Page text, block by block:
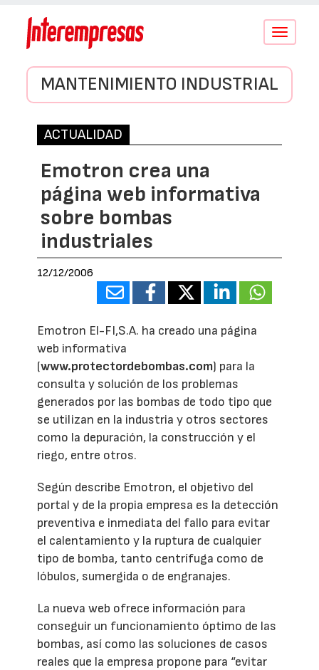
Conmutar
MANTENIMIENTO INDUSTRIAL
ACTUALIDAD
Emotron crea una
página web informativa
sobre bombas
industriales
12/12/2006
Emotron El-FI,S.A. ha creado una página
web informativa
(www.protectordebombas.com) para la
consulta y solución de los problemas
generados por las bombas de todo tipo que
se utilizan en la industria y otros sectores
como la depuración, la construcción y el
riego, entre otros.
Según describe Emotron, el objetivo del
portal y de la propia empresa es la detección
preventiva e inmediata del fallo para evitar
el calentamiento y la ruptura de cualquier
tipo de bomba, tanto centrífuga como de
lóbulos, sumergida o de engranajes.
La nueva web ofrece información para
conseguir un funcionamiento óptimo de las
bombas, así como las soluciones de casos
reales que la empresa propone para “evitar